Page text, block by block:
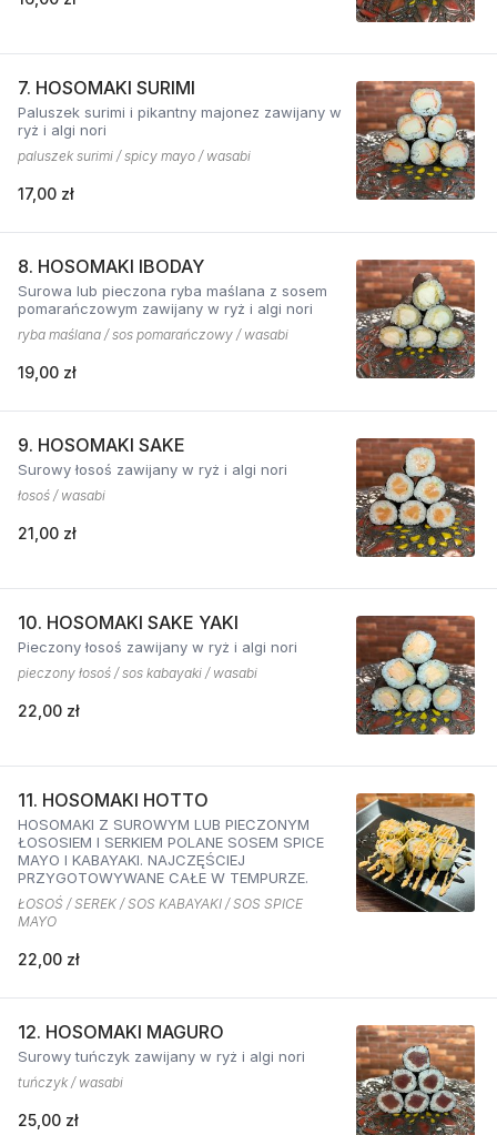
7. HOSOMAKI SURIMI
Paluszek surimi i pikantny majonez zawijany w
ryż i algi nori
paluszek surimi / spicy mayo / wasabi
17,00 zł
8. HOSOMAKI IBODAY
Surowa lub pieczona ryba maślana z sosem
pomarańczowym zawijany w ryż i algi nori
ryba maślana / sos pomarańczowy / wasabi
19,00 zł
9. HOSOMAKI SAKE
Surowy łosoś zawijany w ryż i algi nori
łosoś / wasabi
21,00 zł
10. HOSOMAKI SAKE YAKI
Pieczony łosoś zawijany w ryż i algi nori
pieczony łosoś / sos kabayaki / wasabi
22,00 zł
11. HOSOMAKI HOTTO
HOSOMAKI Z SUROWYM LUB PIECZONYM
ŁOSOSIEM I SERKIEM POLANE SOSEM SPICE
MAYO I KABAYAKI. NAJCZĘŚCIEJ
PRZYGOTOWYWANE CAŁE W TEMPURZE.
ŁOSOŚ / SEREK / SOS KABAYAKI / SOS SPICE
MAYO
22,00 zł
12. HOSOMAKI MAGURO
Surowy tuńczyk zawijany w ryż i algi nori
tuńczyk / wasabi
25,00 zł